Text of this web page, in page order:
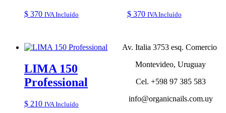
$ 370 IVA Incluído $370 IVA Incluído
LIMA 150
Professional
$ 210 IVA Incluído
Av. Italia 3753 esq. Comercio
Montevideo, Uruguay
Cel. +598 97 385 583
info@organicnails.com.uy